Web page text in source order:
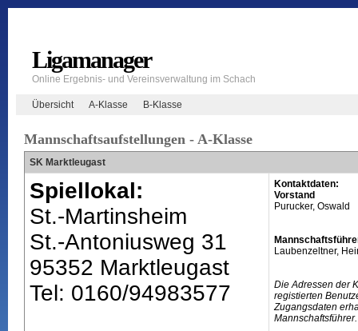
Ligamanager
Online Ergebnis- und Vereinsverwaltung im Schach
Übersicht A-Klasse B-Klasse
Mannschaftsaufstellungen - A-Klasse
SK Marktleugast
Spiellokal:
St.-Martinsheim
St.-Antoniusweg 31
95352 Marktleugast
Tel: 0160/94983577
Kontaktdaten:
Vorstand
Purucker, Oswald
Laubenzeltner,
Die Adressen der
registierten
Zugangsdaten
Mannschaftsführer.